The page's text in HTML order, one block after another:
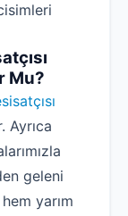
Mu?
Ayrıca
geleni
yarım